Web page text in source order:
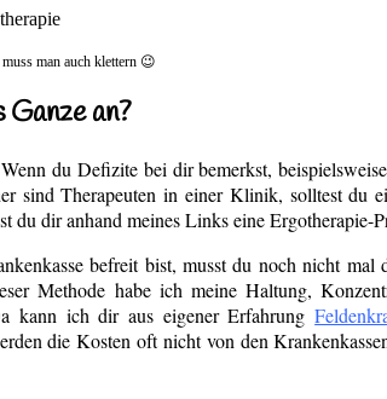
man auch klettern 😉
Ganze an?
du Defizite bei dir bemerkst,
sind Therapeuten in einer Klinik, solltest
du dir anhand meines Links eine
befreit bist, musst du noch nicht
Methode habe ich meine Haltung,
kann ich dir aus eigener Erfahrung
die Kosten oft nicht von den